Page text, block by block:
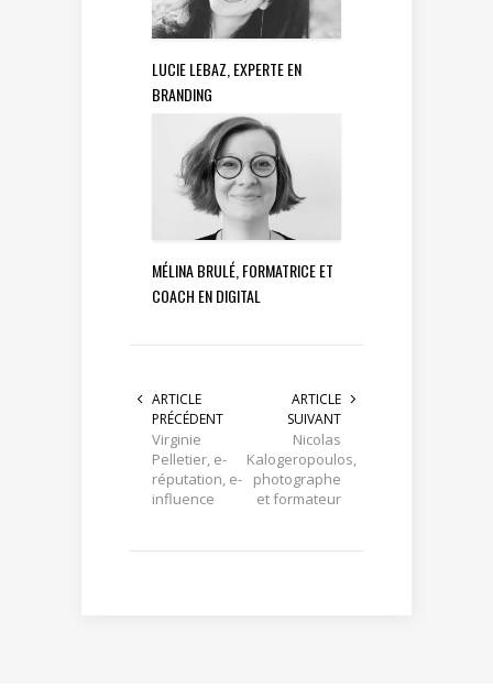
LUCIE LEBAZ, EXPERTE EN
BRANDING
MÉLINA BRULÉ, FORMATRICE ET
COACH EN DIGITAL
ARTICLE
PRÉCÉDENT
Virginie
Pelletier, e-
réputation, e-
influence
ARTICLE
SUIVANT
Nicolas
Kalogeropoulos,
photographe
et formateur